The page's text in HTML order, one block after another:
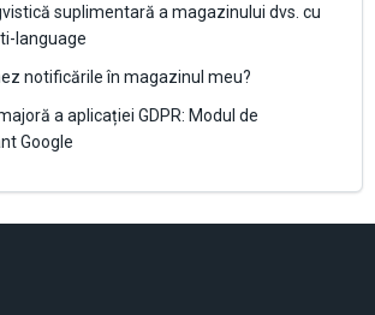
suplimentară a magazinului dvs. cu
language
notificările în magazinul meu?
a aplicației GDPR: Modul de
Google